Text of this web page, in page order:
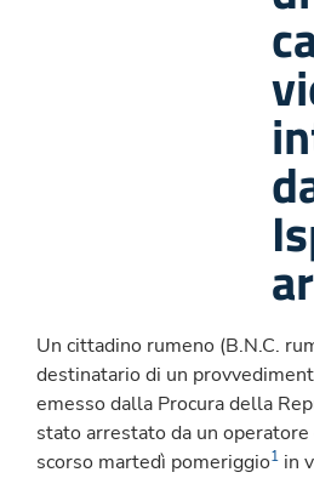
Un cittadino rumeno (B.N.C.
destinatario di un
emesso dalla Procura della
stato arrestato da un
scorso martedì pomeriggio1 in